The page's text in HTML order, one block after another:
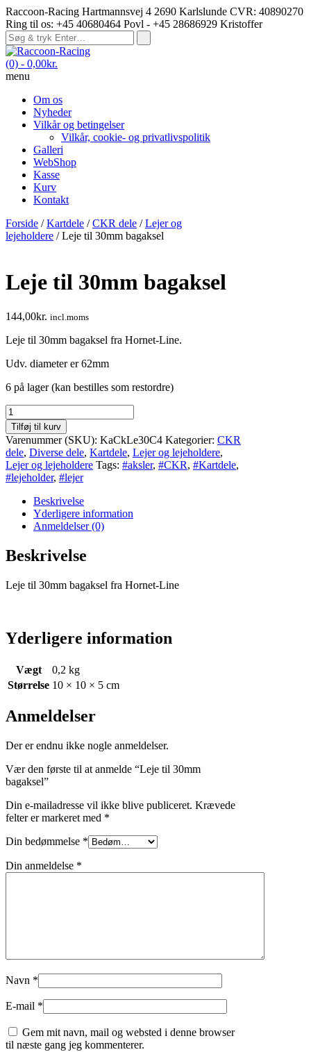
Raccoon-Racing Hartmannsvej 4 2690 Karlslunde CVR: 40890270
Ring til os: +45 40680464 Povl - +45 28686929 Kristoffer
(0) - 0,00kr.
menu
Om os
Nyheder
Vilkår og betingelser
Vilkår, cookie- og privatlivspolitik
Galleri
WebShop
Kasse
Kurv
Kontakt
Forside /Kartdele /CKR dele /Lejer og
lejeholdere / Leje til 30mm bagaksel
Leje til 30mm bagaksel
144,00kr. incl.moms
Leje til 30mm bagaksel fra Hornet-Line.
Udv. diameter er 62mm
6 på lager (kan bestilles som restordre)
Leje
til
30mm
bagaksel
antal
Tilføj til kurv
Varenummer (SKU): KaCkLe30C4 Kategorier: CKR
dele, Diverse dele, Kartdele, Lejer og lejeholdere,
Lejer og lejeholdere Tags: #aksler, #CKR, #Kartdele,
#lejeholder, #lejer
Beskrivelse
Yderligere information
Anmeldelser (0)
Beskrivelse
Leje til 30mm bagaksel fra Hornet-Line
Yderligere information
Vægt
0,2 kg
Størrelse 10 × 10 × 5 cm
Anmeldelser
Der er endnu ikke nogle anmeldelser.
Vær den første til at anmelde “Leje til 30mm
bagaksel”
Din e-mailadresse vil ikke blive publiceret. Krævede
felter er markeret med *
Din bedømmelse *
Din anmeldelse *
Navn *
E-mail *
Gem mit navn, mail og websted i denne browser
til næste gang jeg kommenterer.